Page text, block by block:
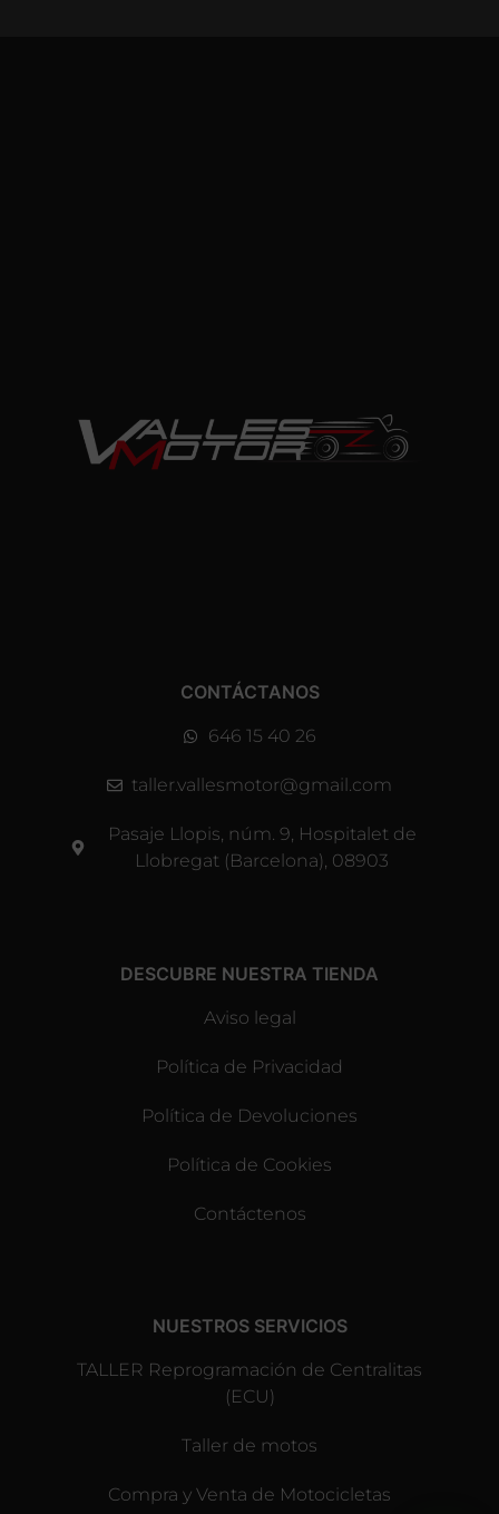
CONTÁCTANOS
646 15 40 26
taller.vallesmotor@gmail.com
Pasaje Llopis, núm. 9, Hospitalet de
Llobregat (Barcelona), 08903
DESCUBRE NUESTRA TIENDA
Aviso legal
Política de Privacidad
Política de Devoluciones
Política de Cookies
Contáctenos
NUESTROS SERVICIOS
TALLER Reprogramación de Centralitas
(ECU)
Taller de motos
Compra y Venta de Motocicletas